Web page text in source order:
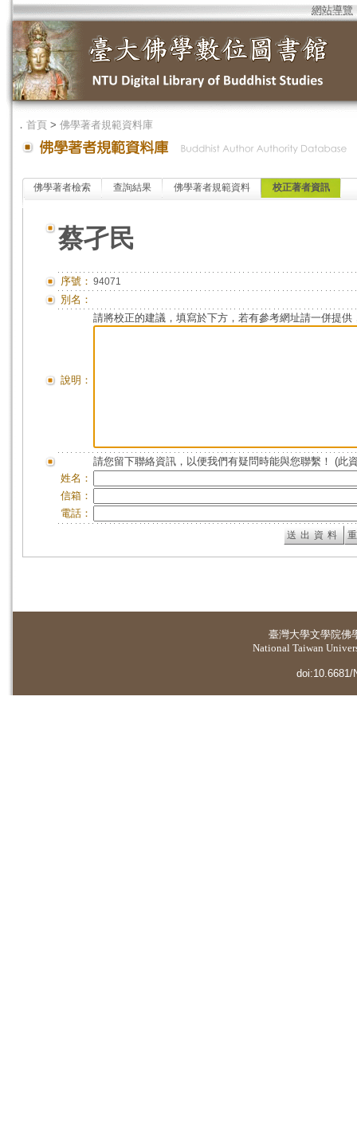
網站導覽
． 首頁 > 佛學著者規範資料庫
佛學著者檢索 查詢結果 佛學著者規範資料 校正著者資訊
蔡孑民
序號： 94071
別名：
說明：
請將校正的建議，填寫於下方，若有參考網址請一併提供
請您留下聯絡資訊，以便我們有疑問時能與您聯繫！ (此
姓名：
信箱：
電話：
臺灣大學文學院佛
National Taiwan
doi:10.6681/